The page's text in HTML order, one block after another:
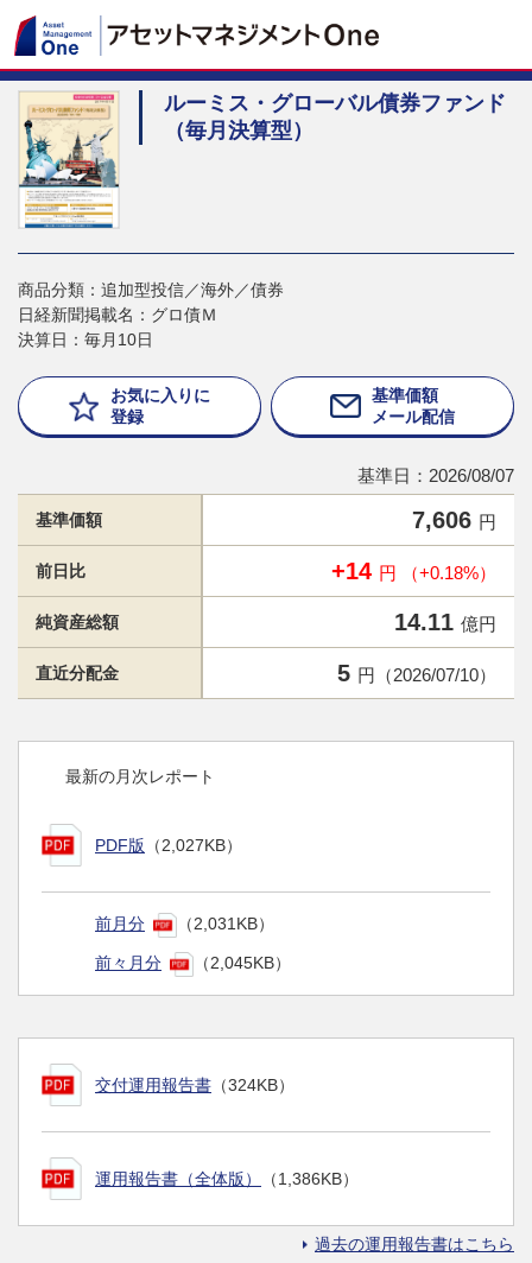
ルーミス・グローバル債券ファンド
（毎月決算型）
商品分類：追加型投信／海外／債券
日経新聞掲載名：グロ債Ｍ
決算日：毎月10日
お気に入りに
登録
基準価額
メール配信
基準日：2026/08/07
基準価額 7,606 円
前日比 +14 円 （+0.18%）
純資産総額 14.11 億円
直近分配金 5 円（2026/07/10）
最新の月次レポート
PDF版 （2,027KB）
前月分 （2,031KB）
前々月分 （2,045KB）
交付運用報告書 （324KB）
運用報告書（全体版） （1,386KB）
過去の運用報告書はこちら